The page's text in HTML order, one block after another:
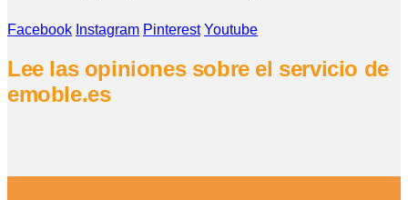
Facebook Instagram Pinterest Youtube
Lee las opiniones sobre el servicio de
emoble.es